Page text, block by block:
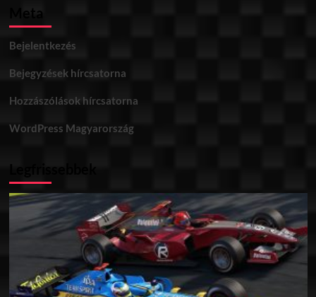
Meta
Bejelentkezés
Bejegyzések hírcsatorna
Hozzászólások hírcsatorna
WordPress Magyarország